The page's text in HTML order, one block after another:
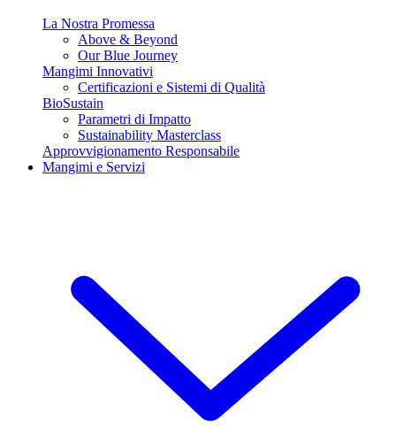
La Nostra Promessa
Above & Beyond
Our Blue Journey
Mangimi Innovativi
Certificazioni e Sistemi di Qualità
BioSustain
Parametri di Impatto
Sustainability Masterclass
Approvvigionamento Responsabile
Mangimi e Servizi